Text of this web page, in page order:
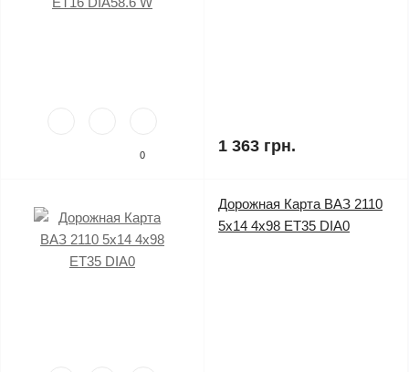
0 1 363 грн.
Дорожная Карта ВАЗ 2110
5x14 4x98 ET35 DIA0